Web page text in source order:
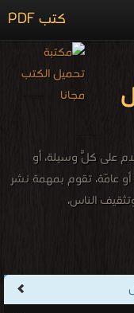
كتب PDF
على كلّ وسيلةٍ، أو
عامّة، تقوم بمهمة نشر
الناس،